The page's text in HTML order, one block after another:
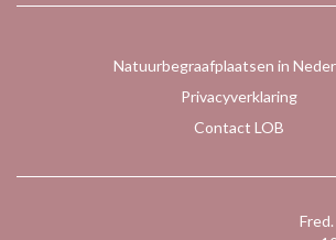
Natuurbegraafplaatsen in
Privacyverklaring
Contact LOB